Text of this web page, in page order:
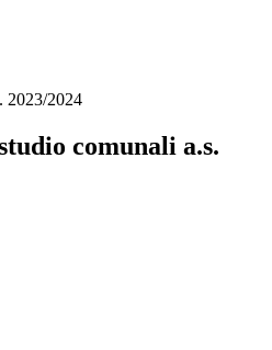
2023/2024
comunali a.s.